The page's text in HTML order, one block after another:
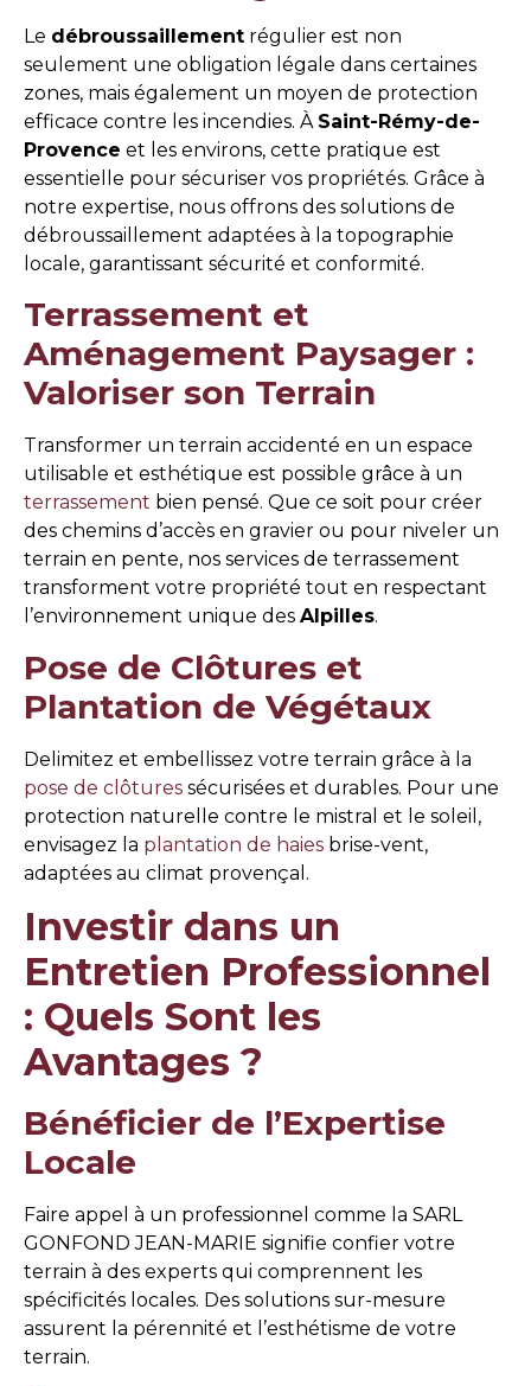
Le débroussaillement régulier est non
seulement une obligation légale dans certaines
zones, mais également un moyen de protection
efficace contre les incendies. À Saint-Rémy-de-
Provence et les environs, cette pratique est
essentielle pour sécuriser vos propriétés. Grâce à
notre expertise, nous offrons des solutions de
débroussaillement adaptées à la topographie
locale, garantissant sécurité et conformité.
Terrassement et
Aménagement Paysager :
Valoriser son Terrain
Transformer un terrain accidenté en un espace
utilisable et esthétique est possible grâce à un
terrassement bien pensé. Que ce soit pour créer
des chemins d’accès en gravier ou pour niveler un
terrain en pente, nos services de terrassement
transforment votre propriété tout en respectant
l’environnement unique des Alpilles.
Pose de Clôtures et
Plantation de Végétaux
Delimitez et embellissez votre terrain grâce à la
pose de clôtures sécurisées et durables. Pour une
protection naturelle contre le mistral et le soleil,
envisagez la plantation de haies brise-vent,
adaptées au climat provençal.
Investir dans un
Entretien Professionnel
: Quels Sont les
Avantages ?
Bénéficier de l’Expertise
Locale
Faire appel à un professionnel comme la SARL
GONFOND JEAN-MARIE signifie confier votre
terrain à des experts qui comprennent les
spécificités locales. Des solutions sur-mesure
assurent la pérennité et l’esthétisme de votre
terrain.